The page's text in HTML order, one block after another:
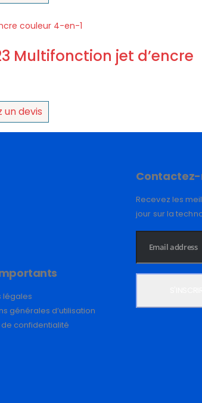
Multifonction jet d’encre
un devis
légales
générales d’utilisation
confidentialité
Recevez les
jour sur la